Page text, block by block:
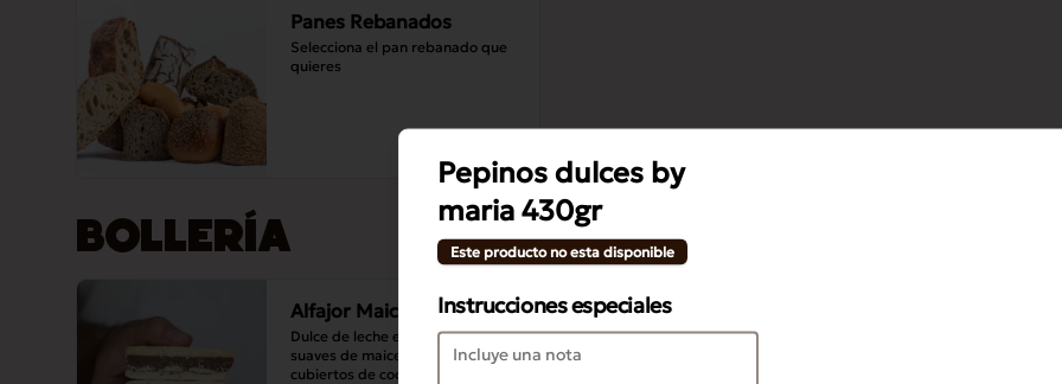
Panes Rebanados
Selecciona el pan rebanado que
quieres
BOLLERÍA
Alfajor Maicena
Dulce de leche entre dos galletas
suaves de maicena, con bordes
cubiertos de coco rallado.
Pepinos dulces by
maria 430gr
Este producto no esta disponible
Instrucciones especiales